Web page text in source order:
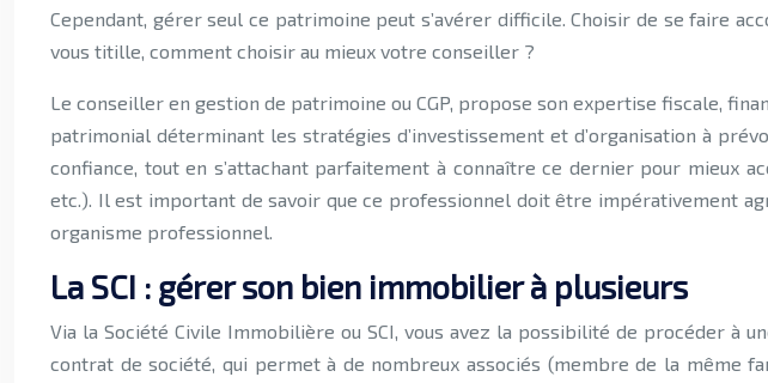
Cependant, gérer seul ce patrimoine peut s’avérer difficile. Choisir de se faire
vous titille, comment choisir au mieux votre conseiller ?
Le conseiller en gestion de patrimoine ou CGP, propose son expertise fiscale,
patrimonial déterminant les stratégies d’investissement et d’organisation à
confiance, tout en s’attachant parfaitement à connaître ce dernier pour mieux
etc.). Il est important de savoir que ce professionnel doit être impérativement
organisme professionnel.
La SCI : gérer son bien immobilier à plusieurs
Via la Société Civile Immobilière ou SCI, vous avez la possibilité de procéder à
contrat de société, qui permet à de nombreux associés (membre de la même